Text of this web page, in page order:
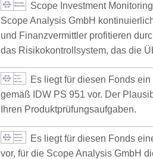
Scope Investment
Scope Analysis GmbH
und Finanzvermittler profitieren
das Risikokontrollsystem, das die
Es liegt für diesen Fonds
gemäß IDW PS 951 vor. Der
Ihren Produktprüfungsaufgaben.
Es liegt für diesen Fonds
vor, für die Scope Analysis GmbH